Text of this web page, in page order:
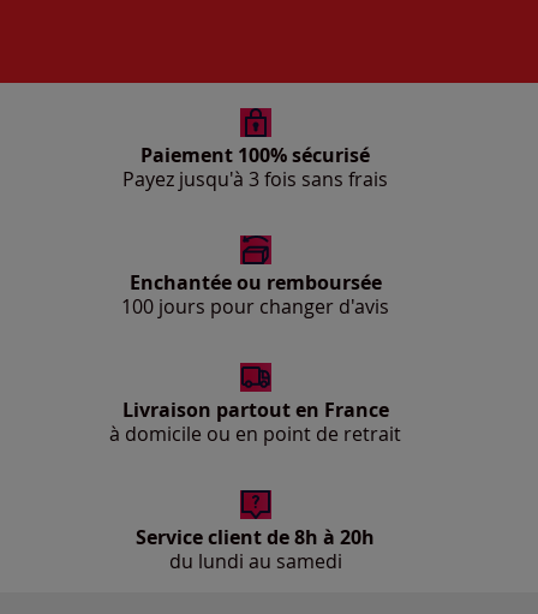
Paiement 100% sécurisé
Payez jusqu'à 3 fois sans frais
Enchantée ou remboursée
100 jours pour changer d'avis
Livraison partout en France
à domicile ou en point de retrait
Service client de 8h à 20h
du lundi au samedi